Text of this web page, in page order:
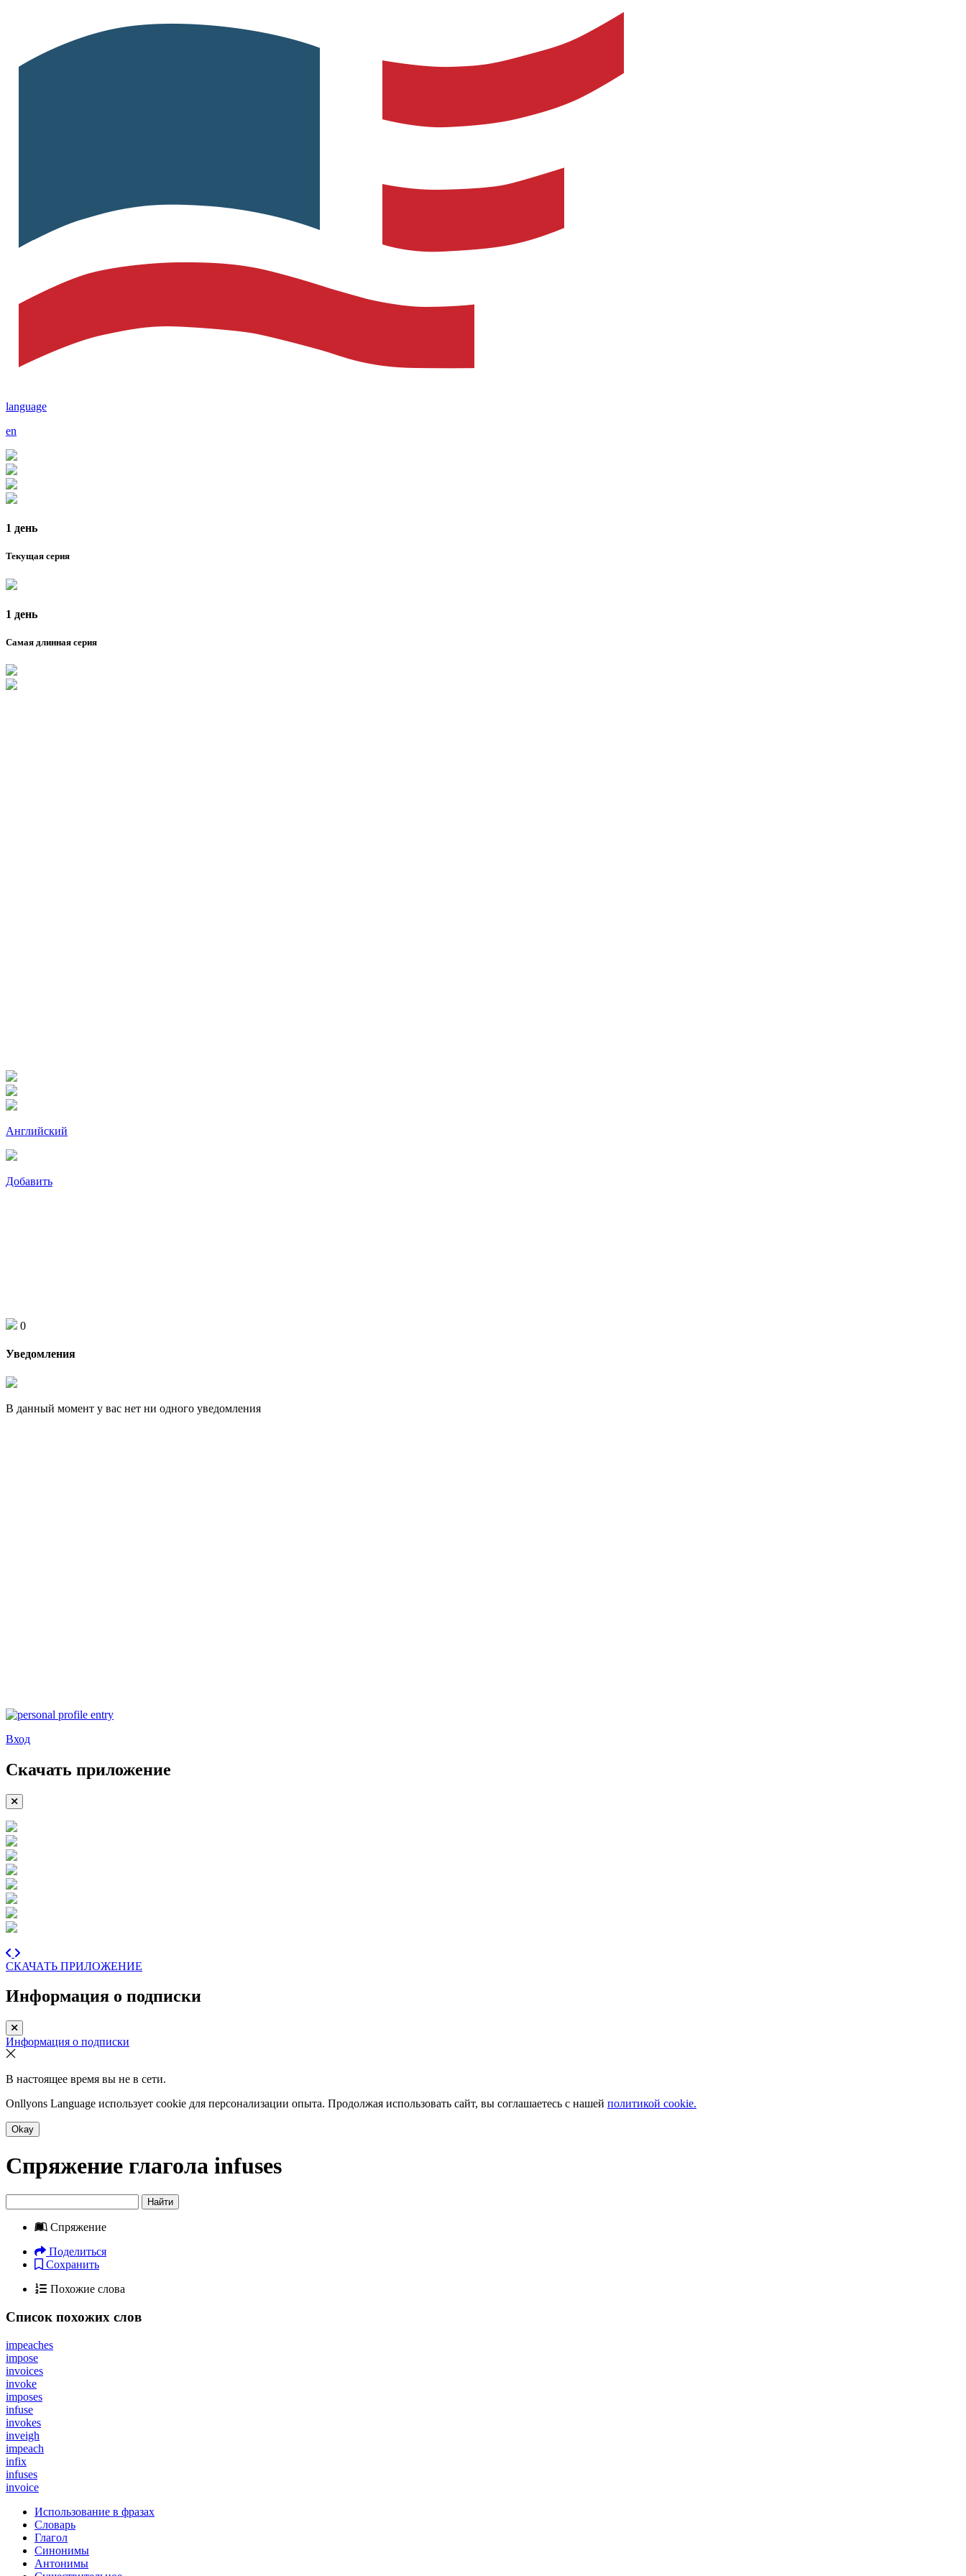
language
en
1 день
Текущая серия
1 день
Самая длинная серия
Английский
Добавить
0
Уведомления
В данный момент у вас нет ни одного уведомления
Вход
Скачать приложение
СКАЧАТЬ ПРИЛОЖЕНИЕ
Информация о подписки
Информация о подписки
В настоящее время вы не в сети.
Onllyons Language использует cookie для персонализации опыта. Продолжая использовать сайт, вы соглашаетесь с нашей политикой cookie.
Okay
Спряжение глагола infuses
Найти
Спряжение
Поделиться
Сохранить
Похожие слова
Список похожих слов
impeaches
impose
invoices
invoke
imposes
infuse
invokes
inveigh
impeach
infix
infuses
invoice
Использование в фразах
Словарь
Глагол
Синонимы
Антонимы